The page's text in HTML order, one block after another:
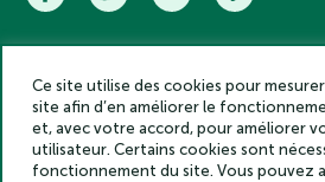
Académie des inscriptions et belles
2025
Politique de
Mentions
Ce site utilise des cookies pour
site afin d’en améliorer le
et, avec votre accord, pour améliorer
utilisateur. Certains cookies sont
fonctionnement du site. Vous pouvez